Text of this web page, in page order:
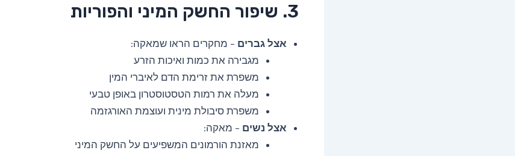
3. שיפור החשק המיני והפוריות
אצל גברים – מחקרים הראו שמאקה:
מגבירה את כמות ואיכות הזרע
משפרת את זרימת הדם לאיברי המין
מעלה את רמות הטסטוסטרון באופן טבעי
משפרת סיבולת מינית ועוצמת האורגזמה
אצל נשים – מאקה:
מאזנת הורמונים המשפיעים על החשק המיני